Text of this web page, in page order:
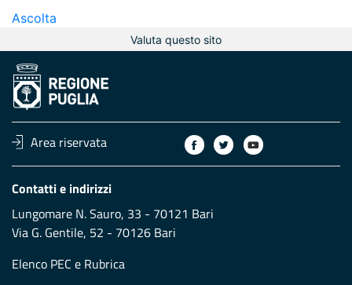
Ascolta
Valuta questo sito
Area riservata
Contatti e indirizzi
Lungomare N. Sauro, 33 - 70121 Bari
Via G. Gentile, 52 - 70126 Bari
Elenco PEC e Rubrica